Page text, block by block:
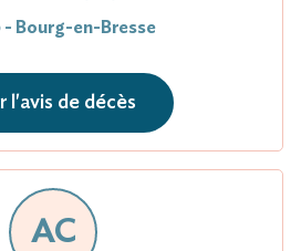
- Bourg-en-Bresse
l'avis de décès
AC